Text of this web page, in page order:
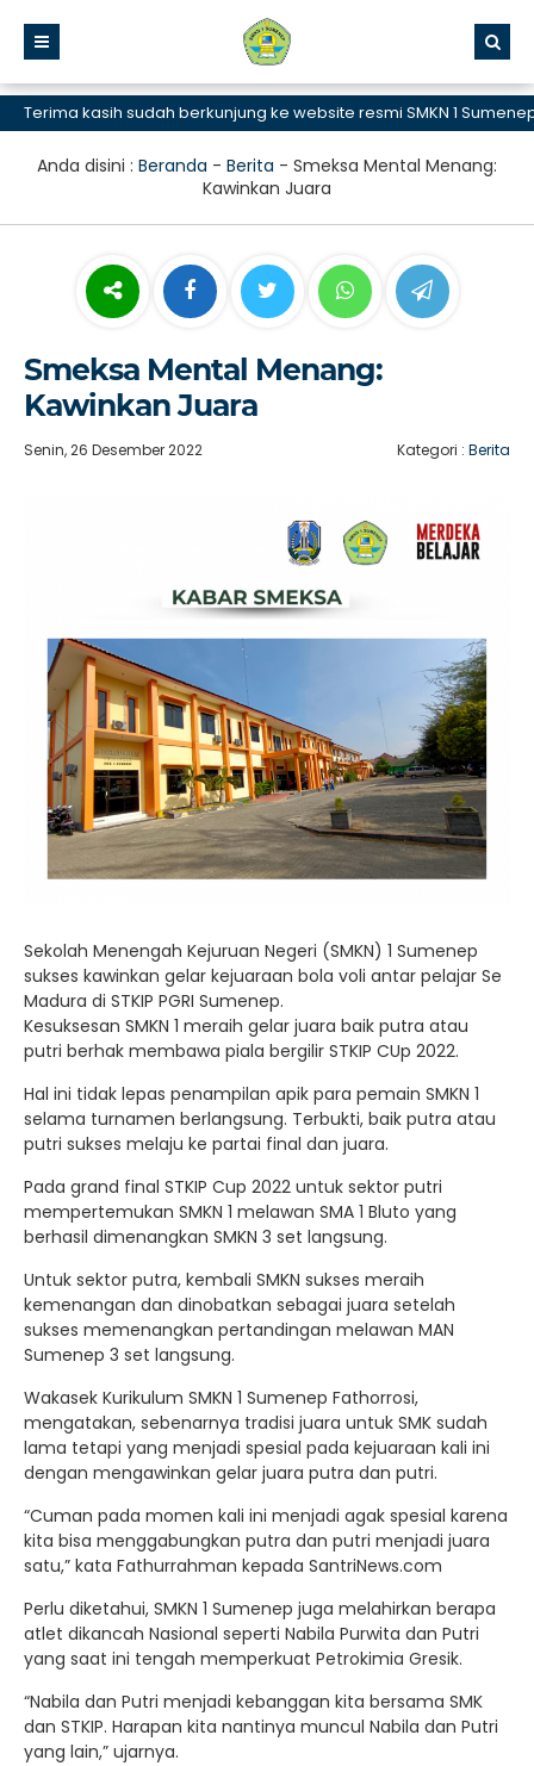
kasih sudah berkunjung ke website resmi SMKN 1 Sumenep,
Anda disini : Beranda - Berita - Smeksa Mental Menang:
Kawinkan Juara
Smeksa Mental Menang:
Kawinkan Juara
Senin, 26 Desember 2022 Kategori : Berita
Sekolah Menengah Kejuruan Negeri (SMKN) 1 Sumenep
sukses kawinkan gelar kejuaraan bola voli antar pelajar Se
Madura di STKIP PGRI Sumenep.
Kesuksesan SMKN 1 meraih gelar juara baik putra atau
putri berhak membawa piala bergilir STKIP CUp 2022.
Hal ini tidak lepas penampilan apik para pemain SMKN 1
selama turnamen berlangsung. Terbukti, baik putra atau
putri sukses melaju ke partai final dan juara.
Pada grand final STKIP Cup 2022 untuk sektor putri
mempertemukan SMKN 1 melawan SMA 1 Bluto yang
berhasil dimenangkan SMKN 3 set langsung.
Untuk sektor putra, kembali SMKN sukses meraih
kemenangan dan dinobatkan sebagai juara setelah
sukses memenangkan pertandingan melawan MAN
Sumenep 3 set langsung.
Wakasek Kurikulum SMKN 1 Sumenep Fathorrosi,
mengatakan, sebenarnya tradisi juara untuk SMK sudah
lama tetapi yang menjadi spesial pada kejuaraan kali ini
dengan mengawinkan gelar juara putra dan putri.
“Cuman pada momen kali ini menjadi agak spesial karena
kita bisa menggabungkan putra dan putri menjadi juara
satu,” kata Fathurrahman kepada SantriNews.com
Perlu diketahui, SMKN 1 Sumenep juga melahirkan berapa
atlet dikancah Nasional seperti Nabila Purwita dan Putri
yang saat ini tengah memperkuat Petrokimia Gresik.
“Nabila dan Putri menjadi kebanggan kita bersama SMK
dan STKIP. Harapan kita nantinya muncul Nabila dan Putri
yang lain,” ujarnya.